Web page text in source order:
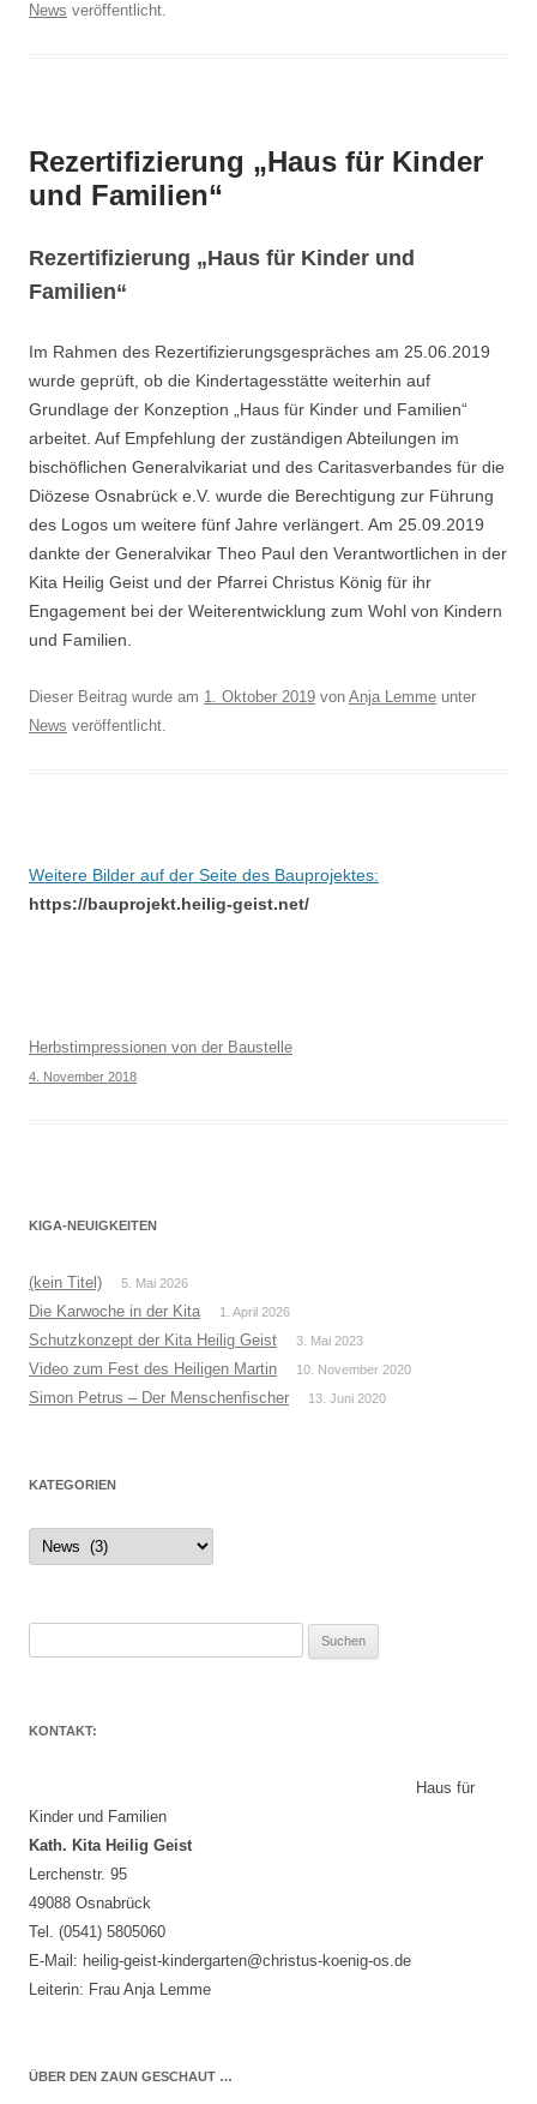
News veröffentlicht.
Rezertifizierung „Haus für Kinder
und Familien“
Rezertifizierung „Haus für Kinder und
Familien“
Im Rahmen des Rezertifizierungsgespräches am 25.06.2019
wurde geprüft, ob die Kindertagesstätte weiterhin auf
Grundlage der Konzeption „Haus für Kinder und Familien“
arbeitet. Auf Empfehlung der zuständigen Abteilungen im
bischöflichen Generalvikariat und des Caritasverbandes für die
Diözese Osnabrück e.V. wurde die Berechtigung zur Führung
des Logos um weitere fünf Jahre verlängert. Am 25.09.2019
dankte der Generalvikar Theo Paul den Verantwortlichen in der
Kita Heilig Geist und der Pfarrei Christus König für ihr
Engagement bei der Weiterentwicklung zum Wohl von Kindern
und Familien.
Dieser Beitrag wurde am 1. Oktober 2019 von Anja Lemme unter
News veröffentlicht.
Weitere Bilder auf der Seite des Bauprojektes:
https://bauprojekt.heilig-geist.net/
Herbstimpressionen von der Baustelle
4. November 2018
KIGA-NEUIGKEITEN
(kein Titel) 5. Mai 2026
Die Karwoche in der Kita 1. April 2026
Schutzkonzept der Kita Heilig Geist 3. Mai 2023
Video zum Fest des Heiligen Martin 10. November 2020
Simon Petrus – Der Menschenfischer 13. Juni 2020
KATEGORIEN
Kategorien
KONTAKT:
Haus für
Kinder und Familien
Kath. Kita Heilig Geist
Lerchenstr. 95
49088 Osnabrück
Tel. (0541) 5805060
E-Mail: heilig-geist-kindergarten@christus-koenig-os.de
Leiterin: Frau Anja Lemme
ÜBER DEN ZAUN GESCHAUT …